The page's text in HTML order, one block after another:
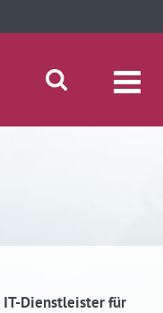
Suche öffnen/schließen
IT-Dienstleister für